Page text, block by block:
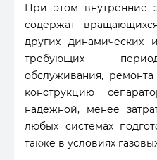
При этом внутренние
содержат
других динамических
требующих
обслуживания,
конструкцию
надежной, менее
любых системах
также в условиях